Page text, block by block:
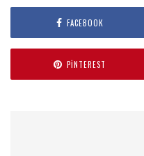
FACEBOOK
PINTEREST